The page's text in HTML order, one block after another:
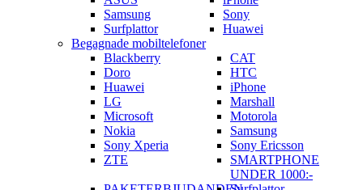
Samsung
Sony
Surfplattor
Huawei
Begagnade mobiltelefoner
Blackberry
CAT
Doro
HTC
Huawei
iPhone
LG
Marshall
Microsoft
Motorola
Nokia
Samsung
Sony Xperia
Sony Ericsson
ZTE
SMARTPHONE
UNDER 1000:-